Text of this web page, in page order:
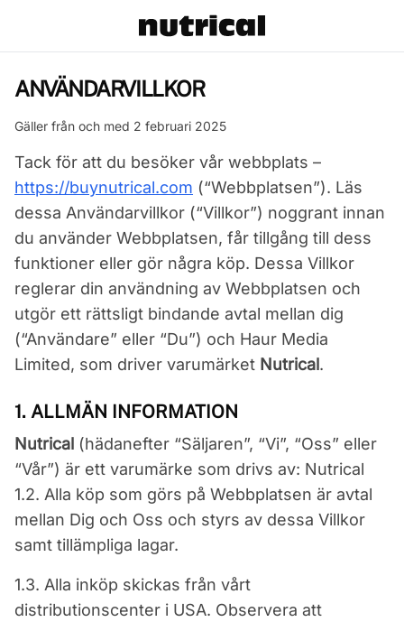
ANVÄNDARVILLKOR
Gäller från och med 2 februari 2025
Tack för att du besöker vår webbplats –
https://buynutrical.com (“Webbplatsen”). Läs
dessa Användarvillkor (“Villkor”) noggrant innan
du använder Webbplatsen, får tillgång till dess
funktioner eller gör några köp. Dessa Villkor
reglerar din användning av Webbplatsen och
utgör ett rättsligt bindande avtal mellan dig
(“Användare” eller “Du”) och Haur Media
Limited, som driver varumärket Nutrical.
1. ALLMÄN INFORMATION
Nutrical (hädanefter “Säljaren”, “Vi”, “Oss” eller
“Vår”) är ett varumärke som drivs av: Nutrical
1.2. Alla köp som görs på Webbplatsen är avtal
mellan Dig och Oss och styrs av dessa Villkor
samt tillämpliga lagar.
1.3. Alla inköp skickas från vårt
distributionscenter i USA. Observera att